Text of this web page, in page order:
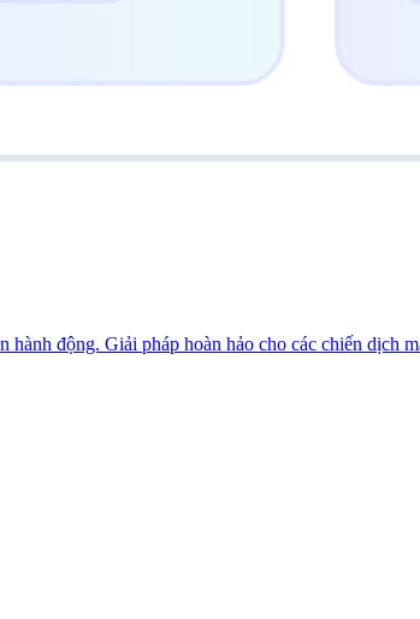
động. Giải pháp hoàn hảo cho các chiến dịch